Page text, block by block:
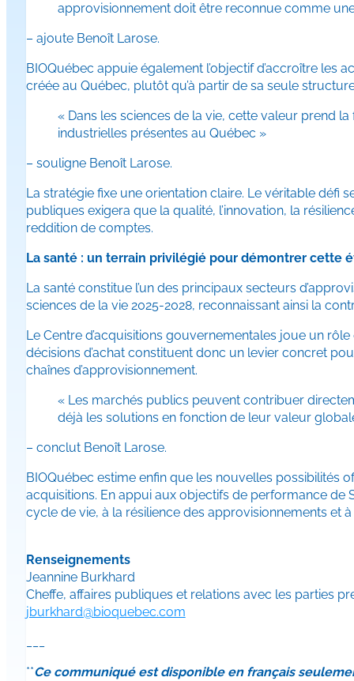
approvisionnement doit être reconnue comme
– ajoute Benoît Larose.
BIOQuébec appuie également l’objectif d’accroître les
créée au Québec, plutôt qu’à partir de sa seule
« Dans les sciences de la vie, cette valeur prend
industrielles présentes au Québec »
– souligne Benoît Larose.
La stratégie fixe une orientation claire. Le véritable défi
publiques exigera que la qualité, l’innovation, la
reddition de comptes.
La santé : un terrain privilégié pour démontrer cette
La santé constitue l’un des principaux secteurs
sciences de la vie 2025-2028, reconnaissant ainsi la
Le Centre d’acquisitions gouvernementales joue un
décisions d’achat constituent donc un levier concret
chaînes d’approvisionnement.
« Les marchés publics peuvent contribuer
déjà les solutions en fonction de leur valeur
– conclut Benoît Larose.
BIOQuébec estime enfin que les nouvelles possibilités
acquisitions. En appui aux objectifs de performance de
cycle de vie, à la résilience des approvisionnements et
Renseignements
Jeannine Burkhard
Cheffe, affaires publiques et relations avec les parties
jburkhard@bioquebec.com
**Ce communiqué est disponible en français